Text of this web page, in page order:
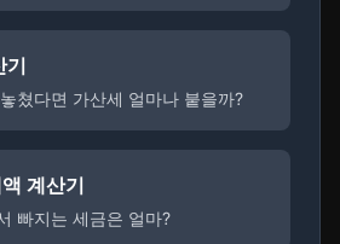
기
쳤다면 가산세 얼마나 붙을까?
계산기
빠지는 세금은 얼마?